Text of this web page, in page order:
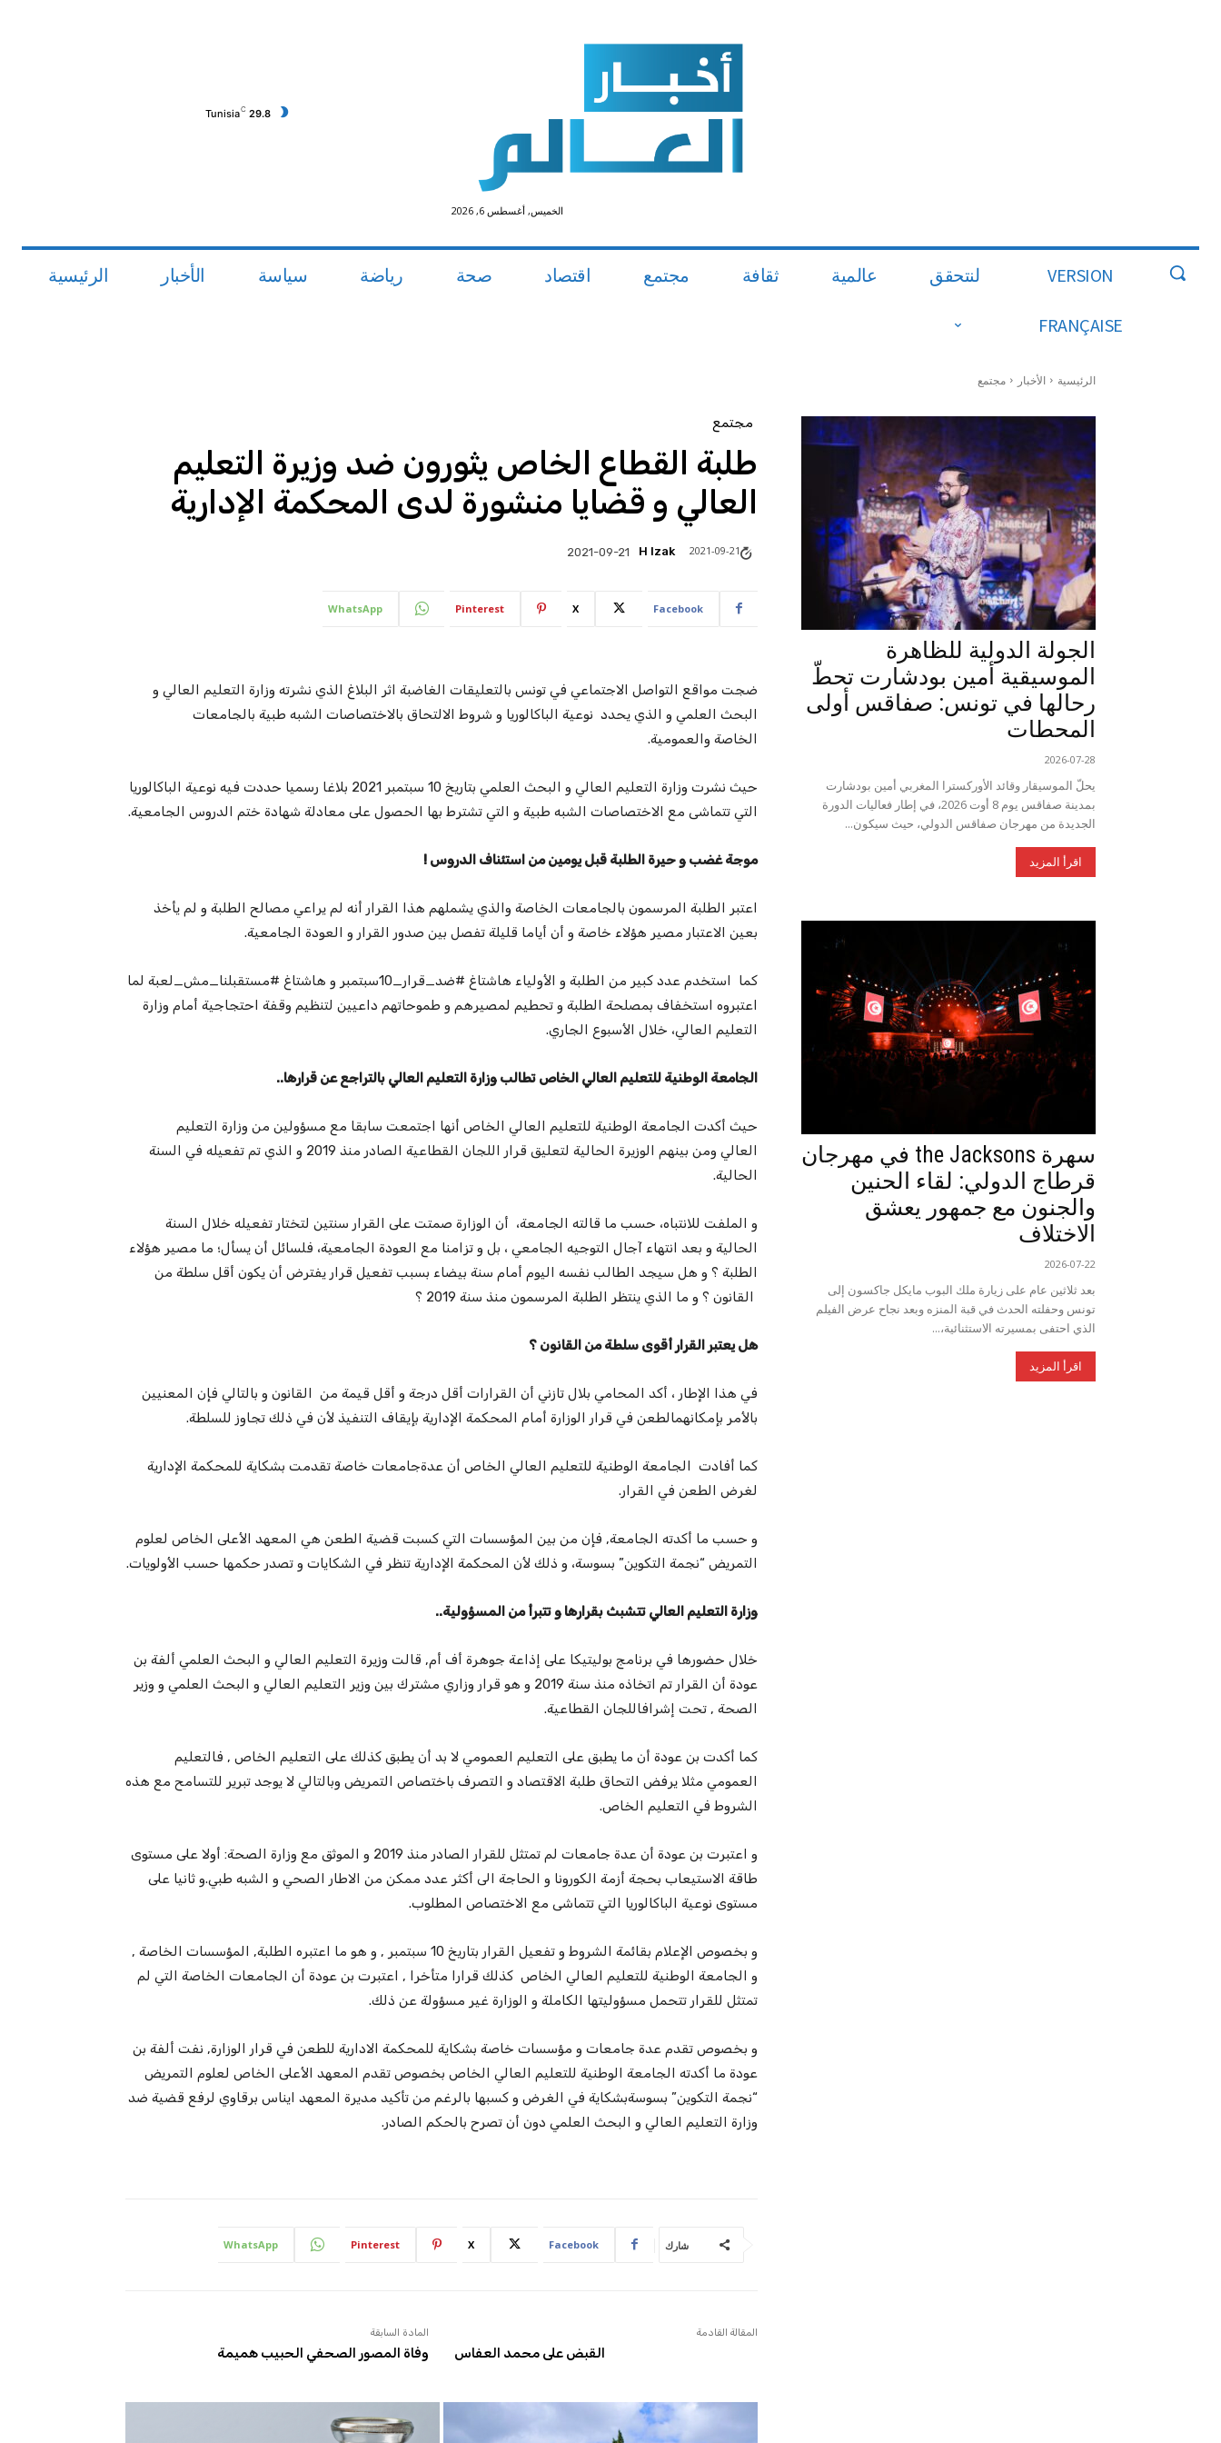
29.8
C
Tunisia
الخميس, أغسطس 6, 2026
VERSION
FRANÇAISE
لنتحقق عالمية ثقافة مجتمع اقتصاد صحة رياضة سياسة الأخبار الرئيسية
الرئيسية الأخبار مجتمع
مجتمع
طلبة القطاع الخاص يثورون ضد وزيرة التعليم
العالي و قضايا منشورة لدى المحكمة الإدارية
H Izak
2021-09-21 2021-09-21
Facebook
X
Pinterest
WhatsApp
ضجت مواقع التواصل الاجتماعي في تونس بالتعليقات الغاضبة اثر البلاغ الذي نشرته وزارة التعليم العالي و
البحث العلمي و الذي يحدد نوعية الباكالوريا و شروط الالتحاق بالاختصاصات الشبه طبية بالجامعات
الخاصة والعمومية.
حيث نشرت وزارة التعليم العالي و البحث العلمي بتاريخ 10 سبتمبر 2021 بلاغا رسميا حددت فيه نوعية الباكالوريا
التي تتماشى مع الاختصاصات الشبه طبية و التي تشترط بها الحصول على معادلة شهادة ختم الدروس الجامعية.
موجة غضب و حيرة الطلبة قبل يومين من استئناف الدروس !
اعتبر الطلبة المرسمون بالجامعات الخاصة والذي يشملهم هذا القرار أنه لم يراعي مصالح الطلبة و لم يأخذ
بعين الاعتبار مصير هؤلاء خاصة و أن أياما قليلة تفصل بين صدور القرار و العودة الجامعية.
كما استخدم عدد كبير من الطلبة و الأولياء هاشتاغ #ضد_قرار_10سبتمبر و هاشتاغ #مستقبلنا_مش_لعبة لما
اعتبروه استخفاف بمصلحة الطلبة و تحطيم لمصيرهم و طموحاتهم داعيين لتنظيم وقفة احتجاجية أمام وزارة
التعليم العالي، خلال الأسبوع الجاري.
الجامعة الوطنية للتعليم العالي الخاص تطالب وزارة التعليم العالي بالتراجع عن قرارها..
حيث أكدت الجامعة الوطنية للتعليم العالي الخاص أنها اجتمعت سابقا مع مسؤولين من وزارة التعليم
العالي ومن بينهم الوزيرة الحالية لتعليق قرار اللجان القطاعية الصادر منذ 2019 و الذي تم تفعيله في السنة
الحالية.
و الملفت للانتباه، حسب ما قالته الجامعة، أن الوزارة صمتت على القرار سنتين لتختار تفعيله خلال السنة
الحالية و بعد انتهاء آجال التوجيه الجامعي ، بل و تزامنا مع العودة الجامعية، فلسائل أن يسأل؛ ما مصير هؤلاء
الطلبة ؟ و هل سيجد الطالب نفسه اليوم أمام سنة بيضاء بسبب تفعيل قرار يفترض أن يكون أقل سلطة من
القانون ؟ و ما الذي ينتظر الطلبة المرسمون منذ سنة 2019 ؟
هل يعتبر القرار أقوى سلطة من القانون ؟
في هذا الإطار ، أكد المحامي بلال تازني أن القرارات أقل درجة و أقل قيمة من القانون و بالتالي فإن المعنيين
بالأمر بإمكانهمالطعن في قرار الوزارة أمام المحكمة الإدارية بإيقاف التنفيذ لأن في ذلك تجاوز للسلطة.
كما أفادت الجامعة الوطنية للتعليم العالي الخاص أن عدةجامعات خاصة تقدمت بشكاية للمحكمة الإدارية
لغرض الطعن في القرار.
و حسب ما أكدته الجامعة, فإن من بين المؤسسات التي كسبت قضية الطعن هي المعهد الأعلى الخاص لعلوم
التمريض “نجمة التكوين” بسوسة، و ذلك لأن المحكمة الإدارية تنظر في الشكايات و تصدر حكمها حسب الأولويات.
وزارة التعليم العالي تتشبث بقرارها و تتبرأ من المسؤولية..
خلال حضورها في برنامج بوليتيكا على إذاعة جوهرة أف أم, قالت وزيرة التعليم العالي و البحث العلمي ألفة بن
عودة أن القرار تم اتخاذه منذ سنة 2019 و هو قرار وزاري مشترك بين وزير التعليم العالي و البحث العلمي و وزير
الصحة , تحت إشرافاللجان القطاعية.
كما أكدت بن عودة أن ما يطبق على التعليم العمومي لا بد أن يطبق كذلك على التعليم الخاص , فالتعليم
العمومي مثلا يرفض التحاق طلبة الاقتصاد و التصرف باختصاص التمريض وبالتالي لا يوجد تبرير للتسامح مع هذه
الشروط في التعليم الخاص.
و اعتبرت بن عودة أن عدة جامعات لم تمتثل للقرار الصادر منذ 2019 و الموثق مع وزارة الصحة: أولا على مستوى
طاقة الاستيعاب بحجة أزمة الكورونا و الحاجة الى أكثر عدد ممكن من الاطار الصحي و الشبه طبي.و ثانيا على
مستوى نوعية الباكالوريا التي تتماشى مع الاختصاص المطلوب.
و بخصوص الإعلام بقائمة الشروط و تفعيل القرار بتاريخ 10 سبتمبر , و هو ما اعتبره الطلبة, المؤسسات الخاصة ,
و الجامعة الوطنية للتعليم العالي الخاص كذلك قرارا متأخرا , اعتبرت بن عودة أن الجامعات الخاصة التي لم
تمتثل للقرار تتحمل مسؤوليتها الكاملة و الوزارة غير مسؤولة عن ذلك.
و بخصوص تقدم عدة جامعات و مؤسسات خاصة بشكاية للمحكمة الادارية للطعن في قرار الوزارة, نفت ألفة بن
عودة ما أكدته الجامعة الوطنية للتعليم العالي الخاص بخصوص تقدم المعهد الأعلى الخاص لعلوم التمريض
“نجمة التكوين” بسوسةبشكاية في الغرض و كسبها بالرغم من تأكيد مديرة المعهد ايناس برقاوي لرفع قضية ضد
وزارة التعليم العالي و البحث العلمي دون أن تصرح بالحكم الصادر.
شارك Facebook
X
Pinterest
WhatsApp
المادة السابقة
وفاة المصور الصحفي الحبيب هميمة
المقالة القادمة
القبض على محمد العفاس
الجولة الدولية للظاهرة
الموسيقية أمين بودشارت تحطّ
رحالها في تونس: صفاقس أولى
المحطات
2026-07-28
يحلّ الموسيقار وقائد الأوركسترا المغربي أمين بودشارت
بمدينة صفاقس يوم 8 أوت 2026، في إطار فعاليات الدورة
الجديدة من مهرجان صفاقس الدولي، حيث سيكون...
اقرأ المزيد
سهرة the Jacksons في مهرجان
قرطاج الدولي: لقاء الحنين
والجنون مع جمهور يعشق
الاختلاف
2026-07-22
بعد ثلاثين عام على زيارة ملك البوب مايكل جاكسون إلى
تونس وحفلته الحدث في قبة المنزه وبعد نجاح عرض الفيلم
الذي احتفى بمسيرته الاستثنائية،...
اقرأ المزيد